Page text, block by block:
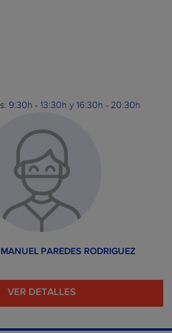
9:30h - 13:30h y 16:30h - 20:30h
PAREDES RODRIGUEZ
VER DETALLES